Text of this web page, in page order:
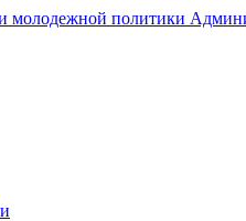
молодежной политики